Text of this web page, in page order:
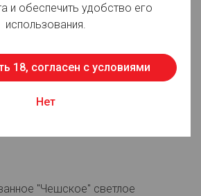
Светлое
Россия
"Чешское" светлое
и обеспечить удобство его
использования.
18, согласен с условиями
Нет